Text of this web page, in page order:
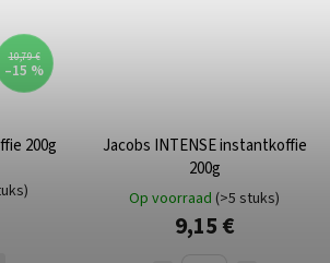
10,79 €
–15 %
200g
Jacobs INTENSE instantkoffie
200g
Op voorraad (>5 stuks)
9,15 €